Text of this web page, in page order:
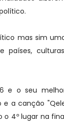
mas sim
países,
e o seu
e a canção
o 4º lugar na